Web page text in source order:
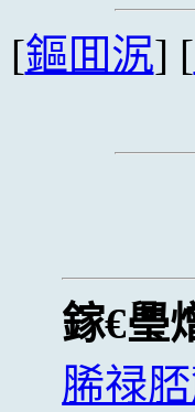
[鏂囬泦] [
鎵€璺
脪禄